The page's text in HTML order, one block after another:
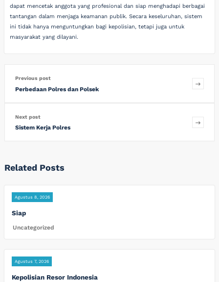
dapat mencetak anggota yang profesional dan siap menghadapi berbagai
tantangan dalam menjaga keamanan publik. Secara keseluruhan, sistem
ini tidak hanya menguntungkan bagi kepolisian, tetapi juga untuk
masyarakat yang dilayani.
Previous post
Perbedaan Polres dan Polsek
Next post
Sistem Kerja Polres
Related Posts
Agustus 8, 2026
Siap
Uncategorized
Agustus 7, 2026
Kepolisian Resor Indonesia